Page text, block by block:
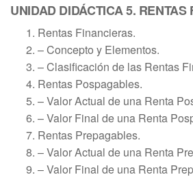
UNIDAD DIDÁCTICA 5. RENTAS
Rentas Financieras.
– Concepto y Elementos.
– Clasificación de las Rentas
Rentas Pospagables.
– Valor Actual de una Renta
– Valor Final de una Renta
Rentas Prepagables.
– Valor Actual de una Renta
– Valor Final de una Renta